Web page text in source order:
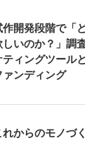
作開発段階で「
しいのか？」調
ティングツール
ァンディング
れからのモノづ